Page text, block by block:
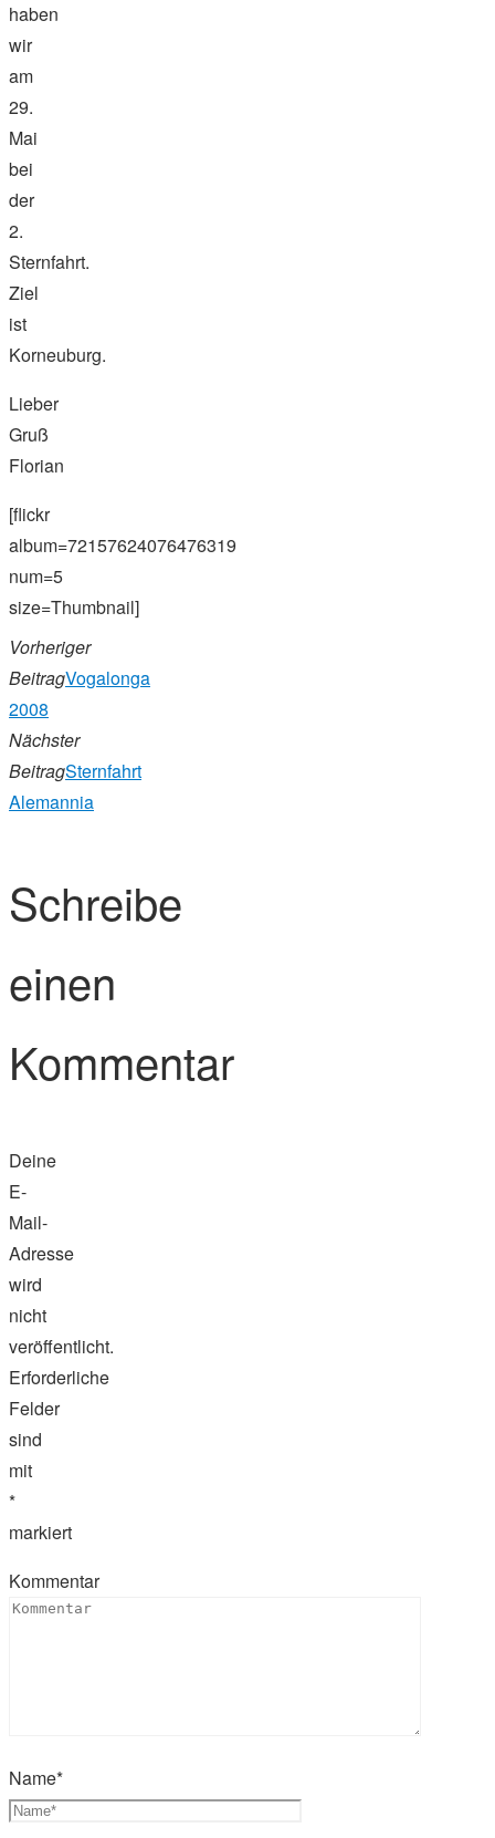
haben
wir
am
29.
Mai
bei
der
2.
Sternfahrt.
Ziel
ist
Korneuburg.
Lieber
Gruß
Florian
[flickr
album=72157624076476319
num=5
size=Thumbnail]
Vorheriger
BeitragVogalonga
2008
Nächster
BeitragSternfahrt
Alemannia
Schreibe
einen
Kommentar
Deine
E-
Mail-
Adresse
wird
nicht
veröffentlicht.
Erforderliche
Felder
sind
mit
*
markiert
Kommentar
Name*